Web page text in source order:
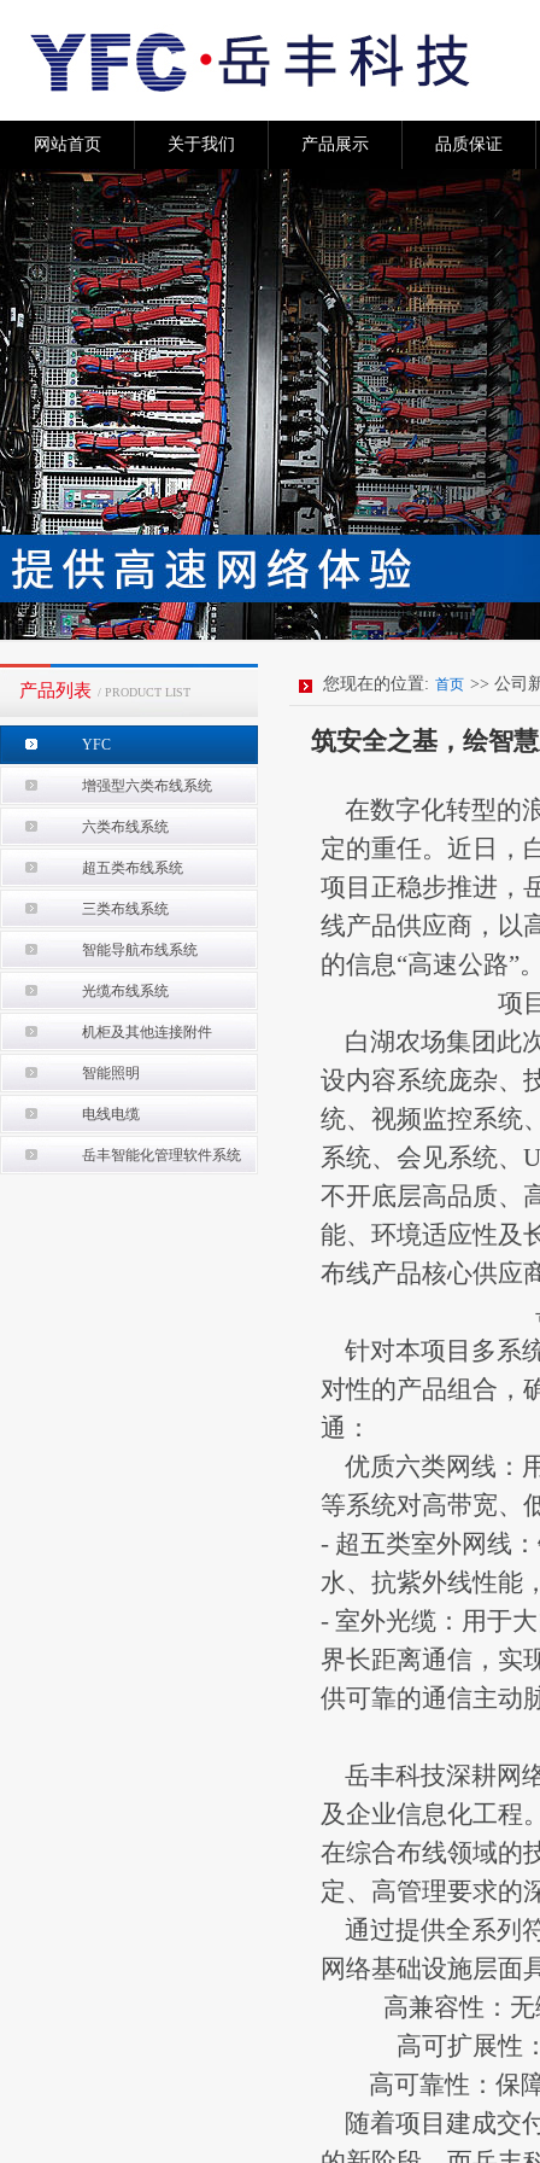
网站首页 关于我们 产品展示 品质保证
产品列表 / PRODUCT LIST
YFC
增强型六类布线系统
六类布线系统
超五类布线系统
三类布线系统
智能导航布线系统
光缆布线系统
机柜及其他连接附件
智能照明
电线电缆
岳丰智能化管理软件系统
您现在的位置: 首页 >> 公司
筑安全之基，绘智
在数字化转型的
定的重任。近日，
项目正稳步推进，
线产品供应商，以
的信息“高速公路”
项
白湖农场集团此
设内容系统庞杂、
统、视频监控系统
系统、会见系统、
不开底层高品质、
能、环境适应性及
布线产品核心供应
针对本项目多系
对性的产品组合，
通：
优质六类网线：
等系统对高带宽、
- 超五类室外网线
水、抗紫外线性能
- 室外光缆：用于
界长距离通信，实
供可靠的通信主动
岳丰科技深耕网
及企业信息化工程
在综合布线领域的
定、高管理要求的
通过提供全系列
网络基础设施层面
高兼容性：
高可扩展性
高可靠性：保
随着项目建成交